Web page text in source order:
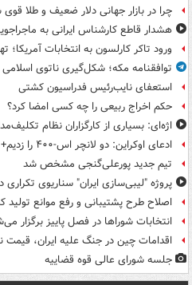
چرا در بازار جهانی دلار ضعیف و طلا
هشدار قاطع کارشناس ایرانی به
ورود تاکر کارلسون به انتخابات آمریکا؛
توافقنامه مکه؛ شکل‌گیری ناتوی اسلامی
استعفای نایب‌رئیس فدراسیون کشتی
حکم اخراج ربیعی را چه کسی امضا کرد؟
اژه‌ای: بسیاری از کارگزاران نظام
ادعای اوکراین: دو لانچر اس-۴۰۰ را زدیم+ فیلم
تیم جدید پورعلی‌گنجی مشخص شد
پروژه "لیبی‌سازی ایران" سناریوی
اصلاح طرح پشتیبانی و رفع موانع
انتخابات شوراها در فصل پاییز برگزار
اقدامات چین در جنگ علیه ایران، قیمت نفت را ۳۰ دلار
جلسه شورای عالی قوه قضاییه